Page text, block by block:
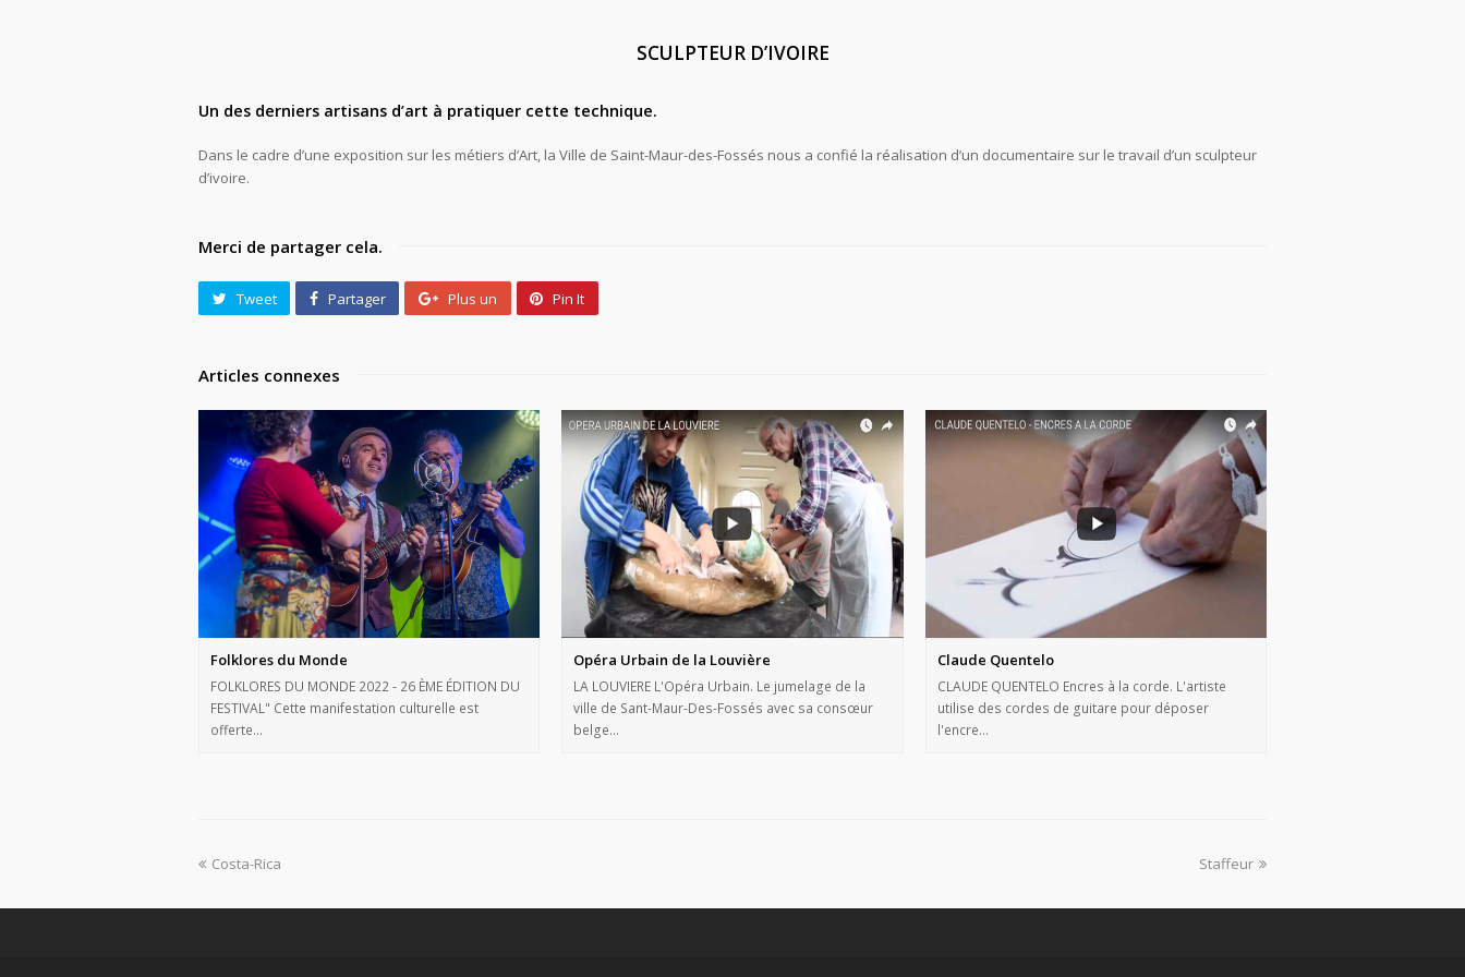
SCULPTEUR D’IVOIRE
Un des derniers artisans d’art à pratiquer cette technique.
Dans le cadre d’une exposition sur les métiers d’Art, la Ville de Saint-Maur-des-Fossés nous a confié la réalisation d’un documentaire sur le travail d’un sculpteur
d’ivoire.
Merci de partager cela.
Tweet Partager Plus un Pin It
Articles connexes
Folklores du Monde
FOLKLORES DU MONDE 2022 - 26 ÈME ÉDITION DU
FESTIVAL" Cette manifestation culturelle est
offerte…
Opéra Urbain de la Louvière
LA LOUVIERE L'Opéra Urbain. Le jumelage de la
ville de Sant-Maur-Des-Fossés avec sa consœur
belge…
Claude Quentelo
CLAUDE QUENTELO Encres à la corde. L'artiste
utilise des cordes de guitare pour déposer
l'encre…
Costa-Rica Staffeur